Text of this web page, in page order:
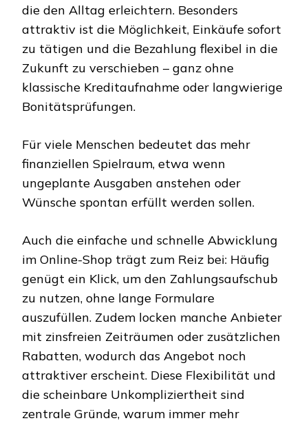
die den Alltag erleichtern. Besonders
attraktiv ist die Möglichkeit, Einkäufe sofort
zu tätigen und die Bezahlung flexibel in die
Zukunft zu verschieben – ganz ohne
klassische Kreditaufnahme oder langwierige
Bonitätsprüfungen.
Für viele Menschen bedeutet das mehr
finanziellen Spielraum, etwa wenn
ungeplante Ausgaben anstehen oder
Wünsche spontan erfüllt werden sollen.
Auch die einfache und schnelle Abwicklung
im Online-Shop trägt zum Reiz bei: Häufig
genügt ein Klick, um den Zahlungsaufschub
zu nutzen, ohne lange Formulare
auszufüllen. Zudem locken manche Anbieter
mit zinsfreien Zeiträumen oder zusätzlichen
Rabatten, wodurch das Angebot noch
attraktiver erscheint. Diese Flexibilität und
die scheinbare Unkompliziertheit sind
zentrale Gründe, warum immer mehr